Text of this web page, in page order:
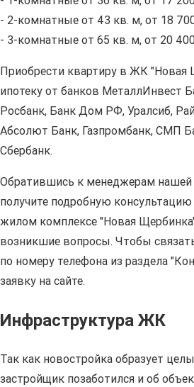
- 2-комнатные от 43 кв. м, от 18
- 3-комнатные от 65 кв. м, от 20
Приобрести квартиру в ЖК
ипотеку от банков МеталлИнвест
Росбанк, Банк Дом РФ, Уралсиб,
Абсолют Банк, Газпромбанк, СМП
Сбербанк.
Обратившись к менеджерам
получите подробную
жилом комплексе "Новая
возникшие вопросы. Чтобы
по номеру телефона из раздела
заявку на сайте.
Инфраструктура ЖК
Так как новостройка образует
застройщик позаботился и об